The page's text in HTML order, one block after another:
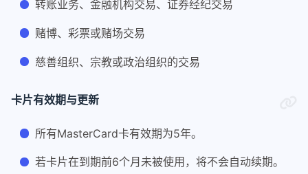
转账业务、金融机构交易、证券经纪交易
赌博、彩票或赌场交易
慈善组织、宗教或政治组织的交易
卡片有效期与更新
所有MasterCard卡有效期为5年。
若卡片在到期前6个月未被使用，将不会自动续期。